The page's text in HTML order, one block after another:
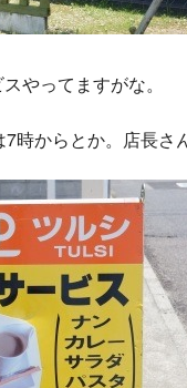
やってますがな。
からとか。店長さ